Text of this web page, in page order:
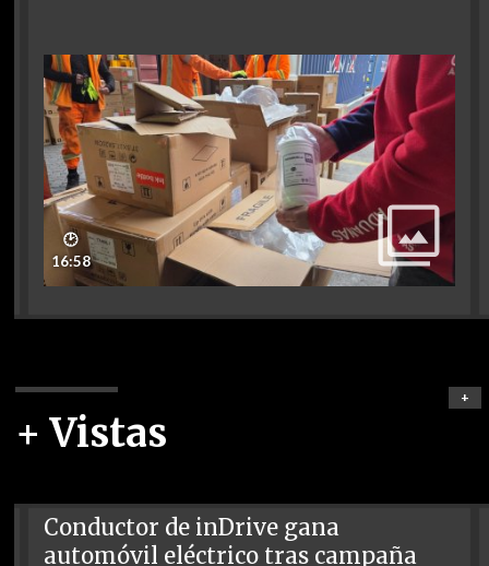
🕑
16:58
+ Vistas
+
Conductor de inDrive gana
automóvil eléctrico tras campaña